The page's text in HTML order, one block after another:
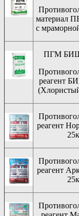
материал
с
ПГМ
реагент
реагент
реагент